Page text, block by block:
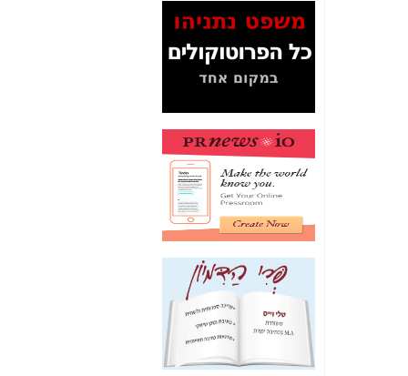
המסמכים בנושא בזק-
Yes (תיק 4000)
לאיש הלא נכון! -כאן
עובדות ומסמכים
תקשורת עזר לקב'
בזק? - כאן
מה מקור ה-Fake
News שהביא לתפירת
תיק לביבי והעלמת
החשודים הנכונים -כאן
אחת הרגליים של "תיק
4000 התפור"
התמוטטה היום
בניצחון (כפול) של בזק
כאן
איך כתבות מפנקות